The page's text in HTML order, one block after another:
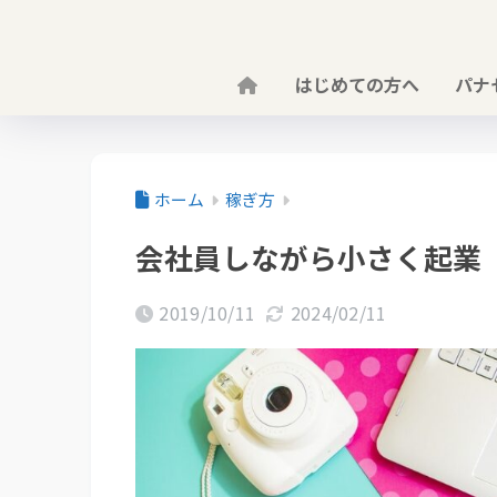
はじめての方へ パナ
ホーム 稼ぎ方
会社員しながら小さく起業
2019/10/11 2024/02/11